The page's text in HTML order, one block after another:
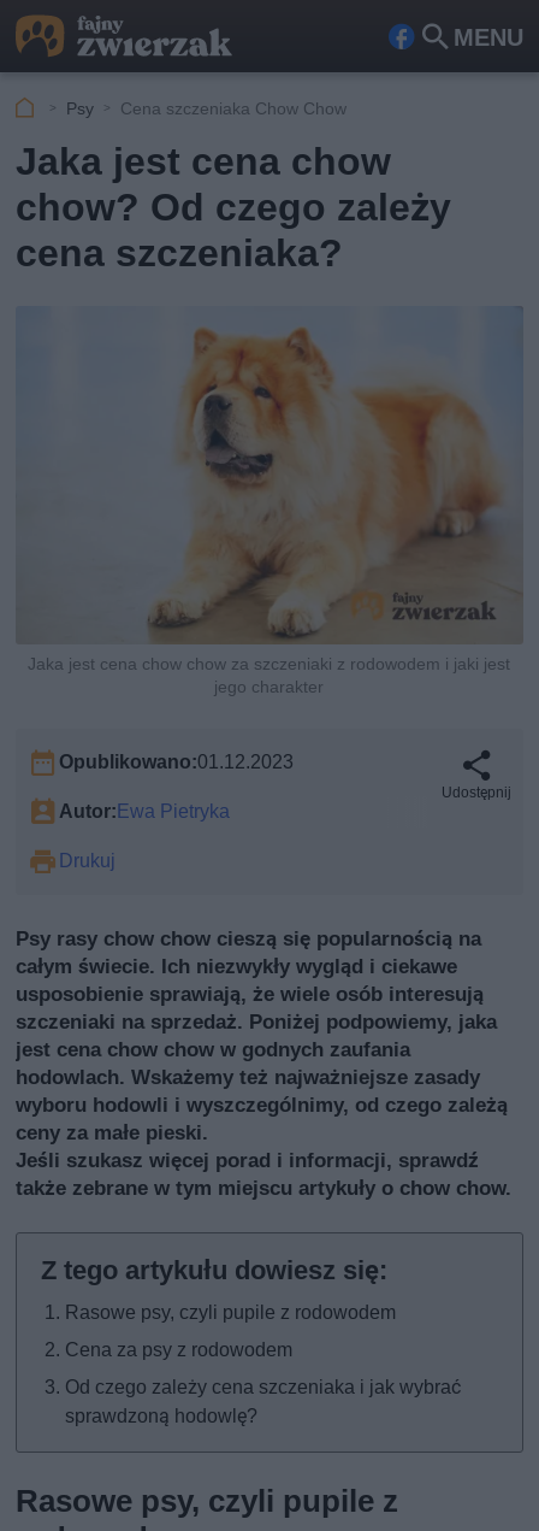
MENU
Fa Szu
Psy Cena szczeniaka Chow Chow
Jaka jest cena chow
chow? Od czego zależy
cena szczeniaka?
Jaka jest cena chow chow za szczeniaki z rodowodem i jaki jest
jego charakter
Opublikowano:01.12.2023
Autor:Ewa Pietryka
Drukuj
Udostępnij
Psy rasy chow chow cieszą się popularnością na
całym świecie. Ich niezwykły wygląd i ciekawe
usposobienie sprawiają, że wiele osób interesują
szczeniaki na sprzedaż. Poniżej podpowiemy, jaka
jest cena chow chow w godnych zaufania
hodowlach. Wskażemy też najważniejsze zasady
wyboru hodowli i wyszczególnimy, od czego zależą
ceny za małe pieski.
Jeśli szukasz więcej porad i informacji, sprawdź
także zebrane w tym miejscu artykuły o chow chow.
Rasowe psy, czyli pupile z rodowodem
Cena za psy z rodowodem
Od czego zależy cena szczeniaka i jak wybrać
sprawdzoną hodowlę?
Rasowe psy, czyli pupile z